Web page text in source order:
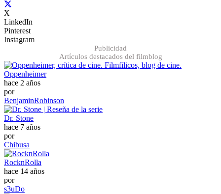
X
LinkedIn
Pinterest
Instagram
Publicidad
Artículos destacados del filmblog
Oppenheimer
hace 2 años
por
BenjaminRobinson
Dr. Stone
hace 7 años
por
Chibusa
RocknRolla
hace 14 años
por
s3uDo